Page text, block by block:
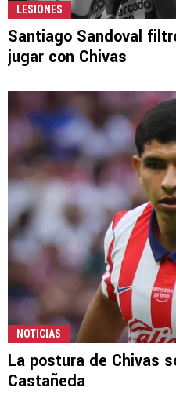
LESIONES
Santiago Sandoval
jugar con Chivas
NOTICIAS
La postura de Chivas
Castañeda